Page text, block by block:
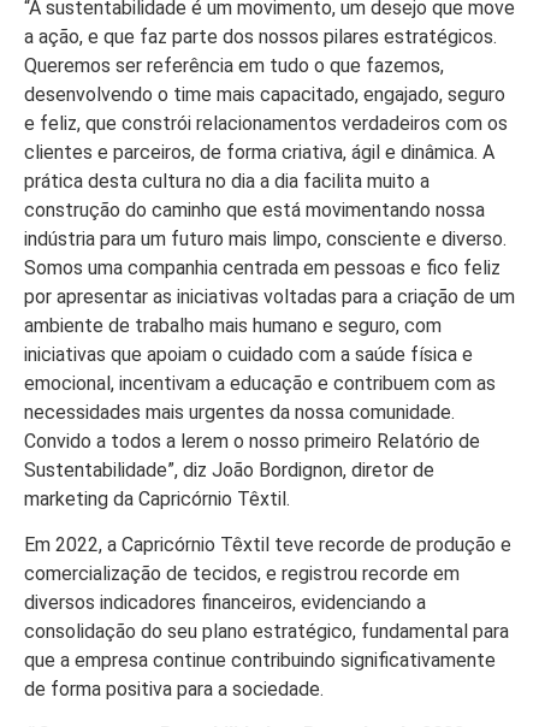
“A sustentabilidade é um movimento, um desejo que move
a ação, e que faz parte dos nossos pilares estratégicos.
Queremos ser referência em tudo o que fazemos,
desenvolvendo o time mais capacitado, engajado, seguro
e feliz, que constrói relacionamentos verdadeiros com os
clientes e parceiros, de forma criativa, ágil e dinâmica. A
prática desta cultura no dia a dia facilita muito a
construção do caminho que está movimentando nossa
indústria para um futuro mais limpo, consciente e diverso.
Somos uma companhia centrada em pessoas e fico feliz
por apresentar as iniciativas voltadas para a criação de um
ambiente de trabalho mais humano e seguro, com
iniciativas que apoiam o cuidado com a saúde física e
emocional, incentivam a educação e contribuem com as
necessidades mais urgentes da nossa comunidade.
Convido a todos a lerem o nosso primeiro Relatório de
Sustentabilidade”, diz João Bordignon, diretor de
marketing da Capricórnio Têxtil.
Em 2022, a Capricórnio Têxtil teve recorde de produção e
comercialização de tecidos, e registrou recorde em
diversos indicadores financeiros, evidenciando a
consolidação do seu plano estratégico, fundamental para
que a empresa continue contribuindo significativamente
de forma positiva para a sociedade.